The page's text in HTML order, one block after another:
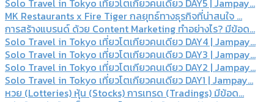
MK Restaurants x Fire Tiger กลยุทธ์ทางธุรกิจที่น่าสนใจ ...
การสร้างแบรนด์ ด้วย Content Marketing ทำอย่างไร? มีข้อด...
Solo Travel in Tokyo เที่ยวโตเกียวคนเดียว DAY4 | Jampay...
Solo Travel in Tokyo เที่ยวโตเกียวคนเดียว DAY3 | Jampay...
Solo Travel in Tokyo เที่ยวโตเกียวคนเดียว DAY2 | Jampay...
Solo Travel in Tokyo เที่ยวโตเกียวคนเดียว DAY1 | Jampay...
หวย (Lotteries) หุ้น (Stocks) การเทรด (Tradings) มีข้อด...